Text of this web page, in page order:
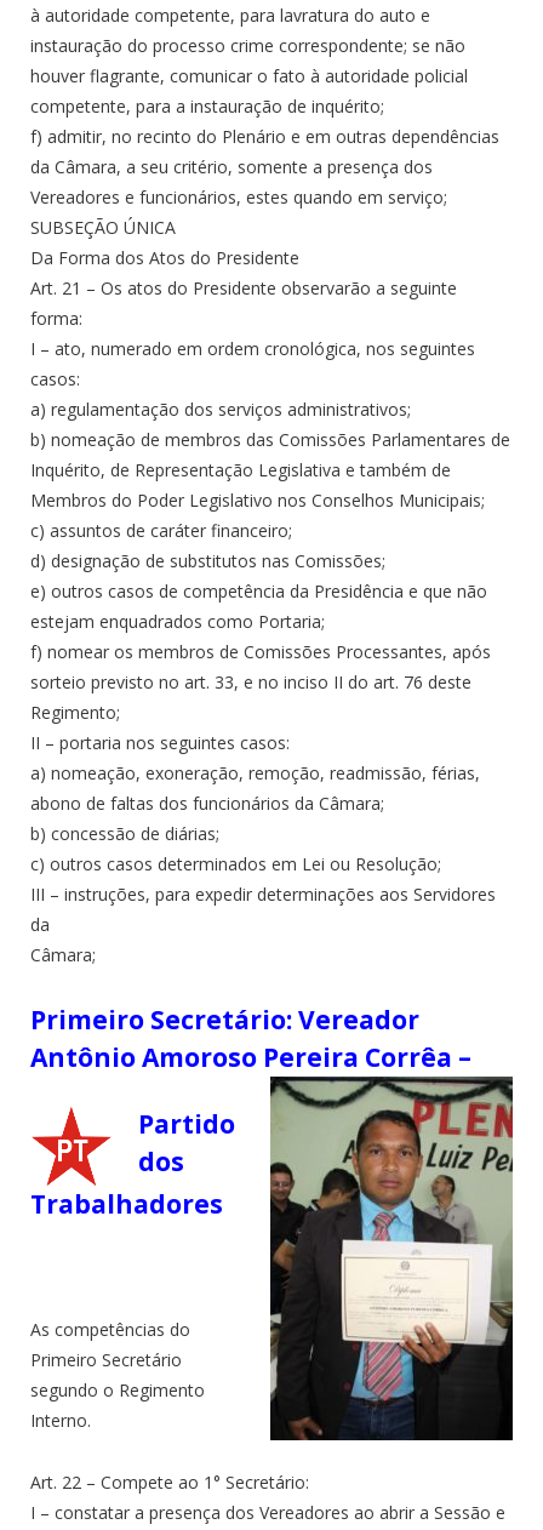
à autoridade competente, para lavratura do auto e
instauração do processo crime correspondente; se não
houver flagrante, comunicar o fato à autoridade policial
competente, para a instauração de inquérito;
f) admitir, no recinto do Plenário e em outras dependências
da Câmara, a seu critério, somente a presença dos
Vereadores e funcionários, estes quando em serviço;
SUBSEÇÃO ÚNICA
Da Forma dos Atos do Presidente
Art. 21 – Os atos do Presidente observarão a seguinte
forma:
I – ato, numerado em ordem cronológica, nos seguintes
casos:
a) regulamentação dos serviços administrativos;
b) nomeação de membros das Comissões Parlamentares de
Inquérito, de Representação Legislativa e também de
Membros do Poder Legislativo nos Conselhos Municipais;
c) assuntos de caráter financeiro;
d) designação de substitutos nas Comissões;
e) outros casos de competência da Presidência e que não
estejam enquadrados como Portaria;
f) nomear os membros de Comissões Processantes, após
sorteio previsto no art. 33, e no inciso II do art. 76 deste
Regimento;
II – portaria nos seguintes casos:
a) nomeação, exoneração, remoção, readmissão, férias,
abono de faltas dos funcionários da Câmara;
b) concessão de diárias;
c) outros casos determinados em Lei ou Resolução;
III – instruções, para expedir determinações aos Servidores
da
Câmara;
Primeiro Secretário: Vereador
Antônio Amoroso Pereira Corrêa –
Partido
dos
Trabalhadores
As competências do
Primeiro Secretário
segundo o Regimento
Interno.
Art. 22 – Compete ao 1° Secretário:
I – constatar a presença dos Vereadores ao abrir a Sessão e